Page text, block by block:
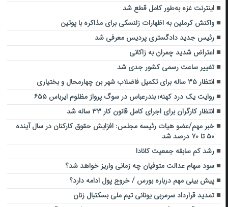
اینترنت غزه به‌طور کامل قطع شد
واکنش کرملین به اظهارات زلنسکی برای مذاکره با پوتین
رئیس جدید دادگستری پردیس معرفی شد
اعتراض شدید چمران به زاکانی
تغییر ساعت رسمی کشور جدی شد
انتظار ۳۵ ساله برای تکمیل فاضلاب شهر بن چهارمحال و بختیاری
روایت یک درد کهنه؛ بندرعباس در سوگ پرواز مظلوم ایرباس ۶۵۵
انتظار کارگران برای اجرای کامل قانون کار ۳۳ ساله شد
خبر مهم/عضو هیات رئیسه مجلس: افزایش حقوق کارکنان در سال آینده
۵۰ تا ۷۰ درصد شد
رشد کم سابقه جمعیت کانادا
سود سهام عدالت متوفیان چه زمانی واریز خواهد شد؟
پیش بینی مهم درباره بورس / خروج پول ادامه دارد؟
تمدید قرارداد سرمربی یونانی تیم ملی بسکتبال زنان